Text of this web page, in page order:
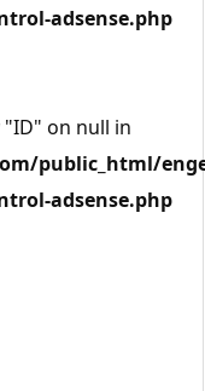
adsense.php
on null in
public_html/
adsense.php